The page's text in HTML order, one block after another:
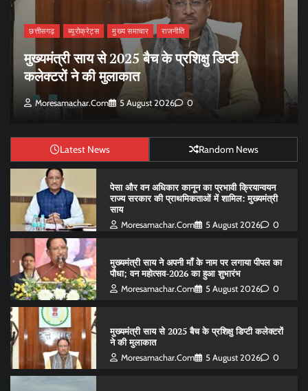
छत्तीसगढ़ ब्यूरोक्रेट्स मुख्य समाचार राजनीति
मुख्यमंत्री साय से 2025 बैच के प्रशिक्षु डिप्टी
कलेक्टरों ने की मुलाकात
Moresamachar.com 5 August 2026 0
Latest News Random News
पेसा और वन अधिकार कानून का प्रभावी क्रियान्वयन
राज्य सरकार की प्राथमिकताओं में शामिल: मुख्यमंत्री
साय
Moresamachar.com 5 August 2026 0
मुख्यमंत्री साय ने अपनी माँ के नाम पर लगाया पीपल का
पौधा; वन महोत्सव-2026 का हुआ शुभारंभ
Moresamachar.com 5 August 2026 0
मुख्यमंत्री साय से 2025 बैच के प्रशिक्षु डिप्टी कलेक्टरों
ने की मुलाकात
Moresamachar.com 5 August 2026 0